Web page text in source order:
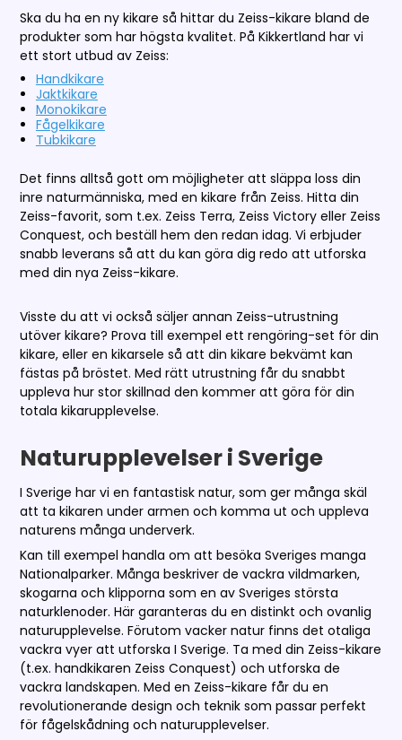
Ska du ha en ny kikare så hittar du Zeiss-kikare bland de
produkter som har högsta kvalitet. På Kikkertland har vi
ett stort utbud av Zeiss:
Handkikare
Jaktkikare
Monokikare
Fågelkikare
Tubkikare
Det finns alltså gott om möjligheter att släppa loss din
inre naturmänniska, med en kikare från Zeiss. Hitta din
Zeiss-favorit, som t.ex. Zeiss Terra, Zeiss Victory eller Zeiss
Conquest, och beställ hem den redan idag. Vi erbjuder
snabb leverans så att du kan göra dig redo att utforska
med din nya Zeiss-kikare.
Visste du att vi också säljer annan Zeiss-utrustning
utöver kikare? Prova till exempel ett rengöring-set för din
kikare, eller en kikarsele så att din kikare bekvämt kan
fästas på bröstet. Med rätt utrustning får du snabbt
uppleva hur stor skillnad den kommer att göra för din
totala kikarupplevelse.
Naturupplevelser i Sverige
I Sverige har vi en fantastisk natur, som ger många skäl
att ta kikaren under armen och komma ut och uppleva
naturens många underverk.
Kan till exempel handla om att besöka Sveriges manga
Nationalparker. Många beskriver de vackra vildmarken,
skogarna och klipporna som en av Sveriges största
naturklenoder. Här garanteras du en distinkt och ovanlig
naturupplevelse. Förutom vacker natur finns det otaliga
vackra vyer att utforska I Sverige. Ta med din Zeiss-kikare
(t.ex. handkikaren Zeiss Conquest) och utforska de
vackra landskapen. Med en Zeiss-kikare får du en
revolutionerande design och teknik som passar perfekt
för fågelskådning och naturupplevelser.